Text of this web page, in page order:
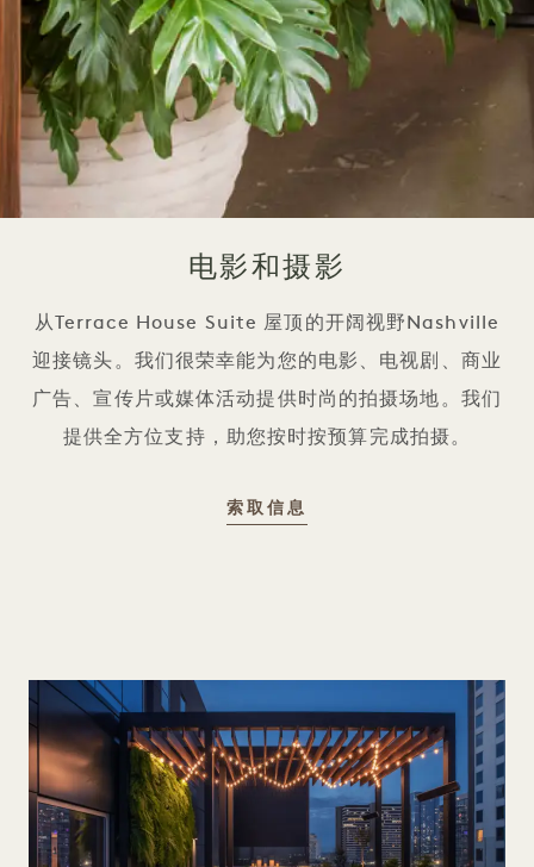
电影和摄影
从Terrace House Suite 屋顶的开阔视野Nashville
迎接镜头。我们很荣幸能为您的电影、电视剧、商业
广告、宣传片或媒体活动提供时尚的拍摄场地。我们
提供全方位支持，助您按时按预算完成拍摄。
索取信息